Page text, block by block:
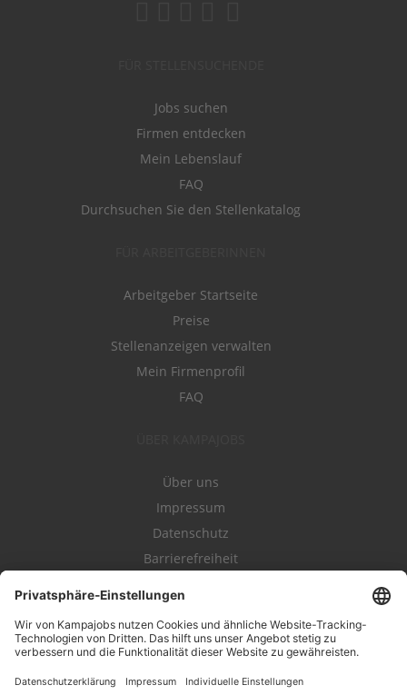
Jobs suchen
Firmen entdecken
Mein Lebenslauf
FAQ
Durchsuchen Sie den Stellenkatalog
Arbeitgeber Startseite
Preise
Stellenanzeigen verwalten
Mein Firmenprofil
FAQ
Über uns
Impressum
Datenschutz
Barrierefreiheit
Kampahire
Kampagnenforum
LeadNow